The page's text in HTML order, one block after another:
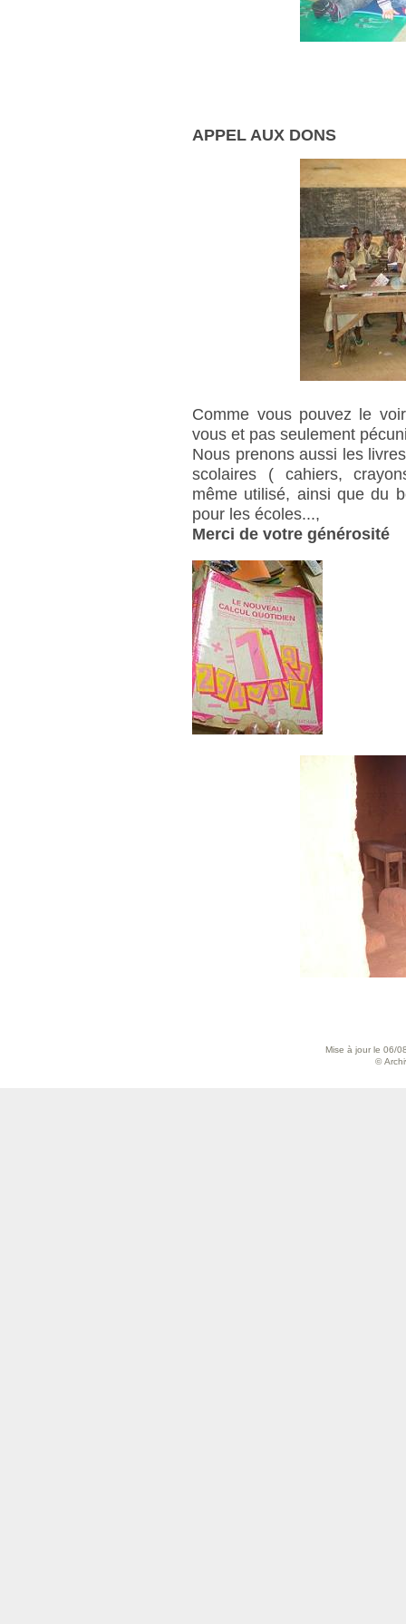
APPEL AUX DONS
Comme vous pouvez le
vous et pas seulement
Nous prenons aussi les
scolaires ( cahiers,
même utilisé, ainsi que du
pour les écoles...,
Merci de votre générosité
Mise à jour le 06/
©